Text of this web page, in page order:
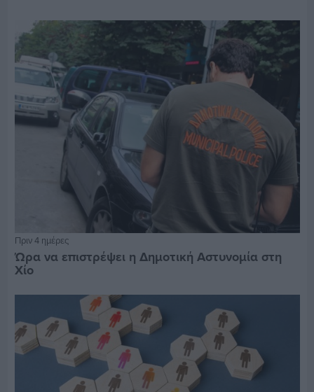
Πριν 4 ημέρες
Ώρα να επιστρέψει η Δημοτική Αστυνομία στη
Χίο